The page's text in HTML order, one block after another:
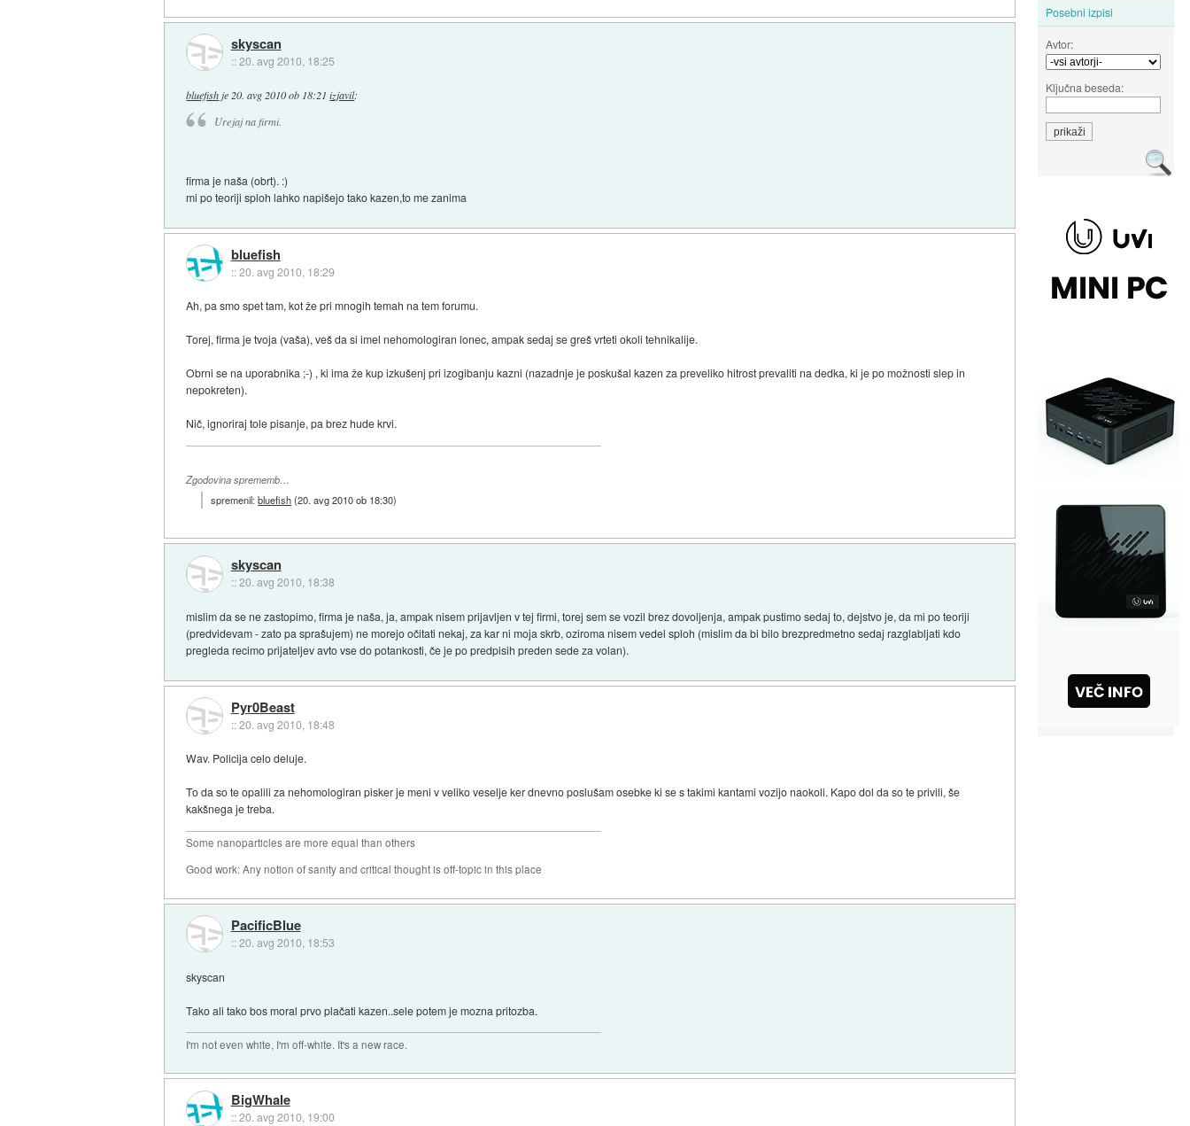
Posebni izpisi
Avtor:
Ključna beseda:
skyscan
::20. avg 2010, 18:25
bluefish je 20. avg 2010 ob 18:21 izjavil:
Urejaj na firmi.
firma je naša (obrt). :)
mi po teoriji sploh lahko napišejo tako kazen,to me zanima
bluefish
::20. avg 2010, 18:29
Ah, pa smo spet tam, kot že pri mnogih temah na tem forumu.
Torej, firma je tvoja (vaša), veš da si imel nehomologiran lonec, ampak sedaj se greš vrteti okoli tehnikalije.
Obrni se na uporabnika ;-) , ki ima že kup izkušenj pri izogibanju kazni (nazadnje je poskušal kazen za preveliko hitrost prevaliti na dedka, ki je po možnosti slep in
nepokreten).
Nič, ignoriraj tole pisanje, pa brez hude krvi.
Zgodovina sprememb…
spremenil:bluefish(20. avg 2010 ob 18:30)
skyscan
::20. avg 2010, 18:38
mislim da se ne zastopimo, firma je naša, ja, ampak nisem prijavljen v tej firmi, torej sem se vozil brez dovoljenja, ampak pustimo sedaj to, dejstvo je, da mi po teoriji
(predvidevam - zato pa sprašujem) ne morejo očitati nekaj, za kar ni moja skrb, oziroma nisem vedel sploh (mislim da bi bilo brezpredmetno sedaj razglabljati kdo
pregleda recimo prijateljev avto vse do potankosti, če je po predpisih preden sede za volan).
Pyr0Beast
::20. avg 2010, 18:48
Wav. Policija celo deluje.
To da so te opalili za nehomologiran pisker je meni v veliko veselje ker dnevno poslušam osebke ki se s takimi kantami vozijo naokoli. Kapo dol da so te privili, še
kakšnega je treba.
Some nanoparticles are more equal than others
Good work: Any notion of sanity and critical thought is off-topic in this place
PacificBlue
::20. avg 2010, 18:53
skyscan
Tako ali tako bos moral prvo plačati kazen..sele potem je mozna pritozba.
I'm not even white, I'm off-white. It's a new race.
BigWhale
::20. avg 2010, 19:00